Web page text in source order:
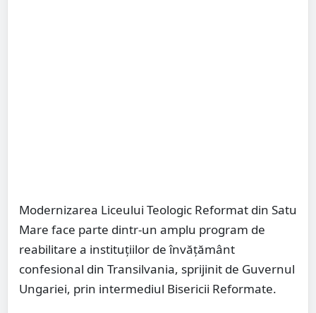
Modernizarea Liceului Teologic Reformat din Satu
Mare face parte dintr-un amplu program de
reabilitare a instituțiilor de învățământ
confesional din Transilvania, sprijinit de Guvernul
Ungariei, prin intermediul Bisericii Reformate.